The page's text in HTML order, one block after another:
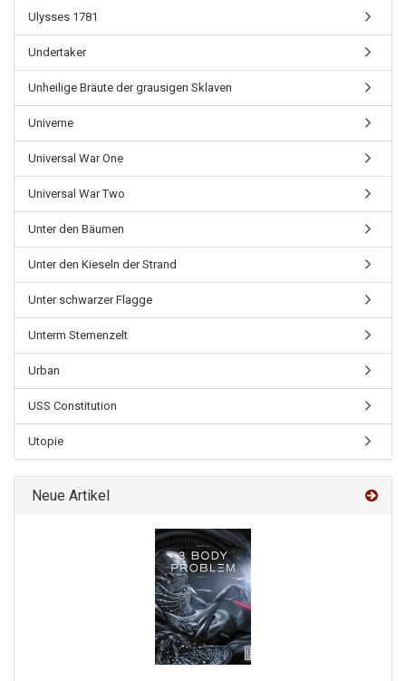
Ulysses 1781
Undertaker
Unheilige Bräute der grausigen Sklaven
Univerne
Universal War One
Universal War Two
Unter den Bäumen
Unter den Kieseln der Strand
Unter schwarzer Flagge
Unterm Sternenzelt
Urban
USS Constitution
Utopie
Neue Artikel